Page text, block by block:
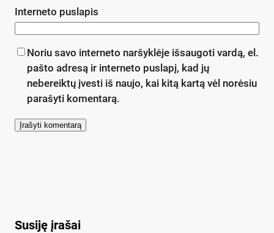
Interneto puslapis
Noriu savo interneto naršyklėje išsaugoti vardą, el.
pašto adresą ir interneto puslapį, kad jų
nebereiktų įvesti iš naujo, kai kitą kartą vėl norėsiu
parašyti komentarą.
Susiję įrašai